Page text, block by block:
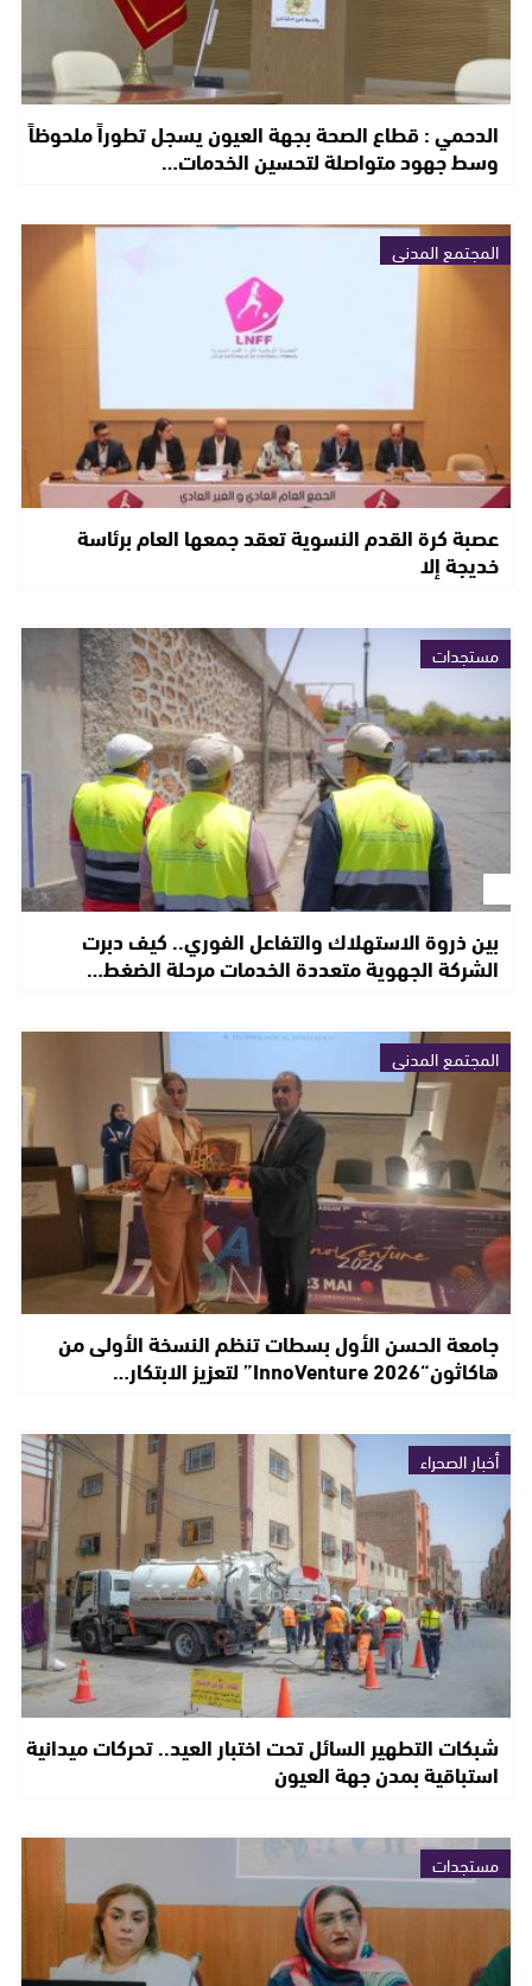
الدحمي : قطاع الصحة بجهة العيون يسجل تطوراً ملحوظاً
وسط جهود متواصلة لتحسين الخدمات…
المجتمع المدني
عصبة كرة القدم النسوية تعقد جمعها العام برئاسة
خديجة إلا
مستجدات
بين ذروة الاستهلاك والتفاعل الفوري.. كيف دبرت
الشركة الجهوية متعددة الخدمات مرحلة الضغط…
المجتمع المدني
جامعة الحسن الأول بسطات تنظم النسخة الأولى من
هاكاثون“InnoVenture 2026” لتعزيز الابتكار…
أخبار الصحراء
شبكات التطهير السائل تحت اختبار العيد.. تحركات ميدانية
استباقية بمدن جهة العيون
مستجدات